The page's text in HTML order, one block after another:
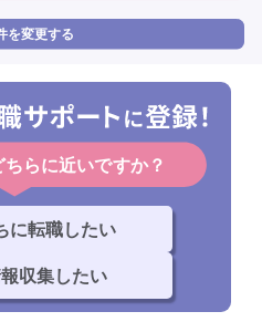
を変更する
らに近いですか？
に転職したい
収集したい